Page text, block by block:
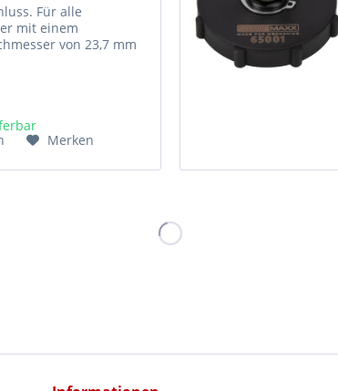
Für alle
mit einem
von 23,7 mm
Merken